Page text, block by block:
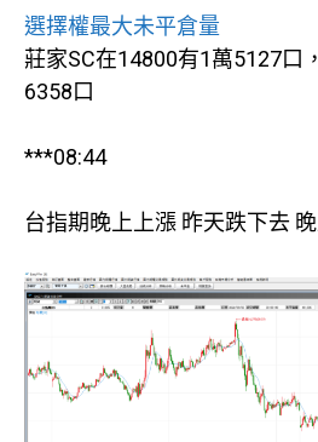
選擇權最大未平倉量
莊家SC在14800有1萬5127口
6358口
***08:44
台指期晚上上漲 昨天跌下去